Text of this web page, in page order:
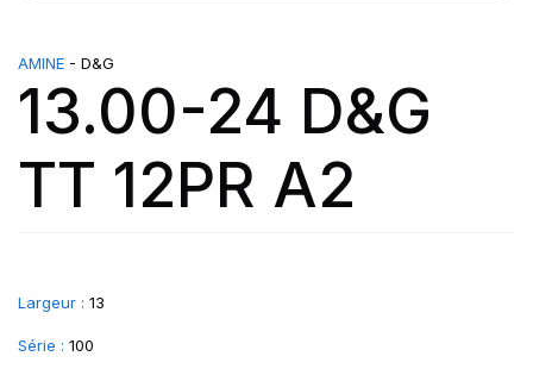
AMINE - D&G
13.00-24 D&G
TT 12PR A2
Largeur : 13
Série : 100